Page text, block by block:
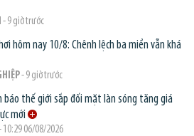
- 9 giờ trước
hôm nay 10/8: Chênh lệch ba miền vẫn khá
- 9 giờ trước
báo thế giới sắp đối mặt làn sóng tăng giá
mới
10:29 06/08/2026